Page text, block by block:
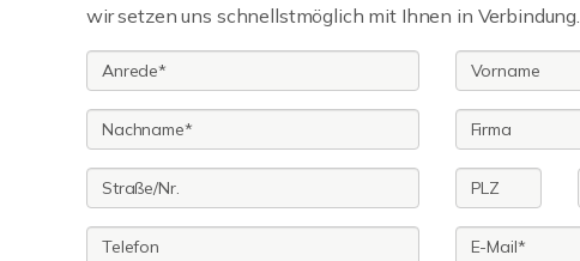
wir setzen uns schnellstmöglich mit Ihnen in Verbindung.